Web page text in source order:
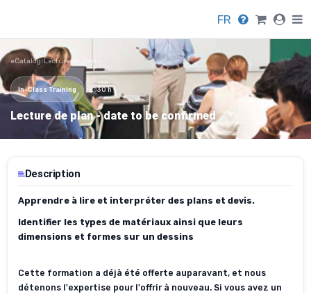
FR
eCatalog›Lecture de plan -
In-Class Training 30 h
Lecture de plan - date to be confirmed
Description
Apprendre à lire et interpréter des plans et devis.
Identifier les types de matériaux ainsi que leurs
dimensions et formes sur un dessins
Cette formation a déjà été offerte auparavant, et nous
détenons l'expertise pour l'offrir à nouveau. Si vous avez un